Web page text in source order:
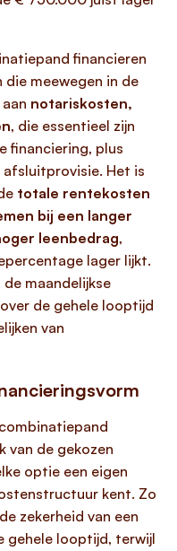
financieren
meewegen in de
notariskosten,
, die essentieel zijn
financiering, plus
Het is
totale rentekosten
bij een langer
leenbedrag,
lager lijkt.
maandelijkse
de gehele looptijd
van
van de gekozen
optie een eigen
kent. Zo
de zekerheid van een
gehele looptijd, terwijl